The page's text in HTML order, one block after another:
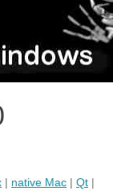
| native Mac | Qt |